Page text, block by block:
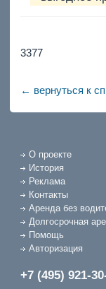
3377
← вернуться к
О проекте
История
Реклама
Контакты
Аренда без
Долгосрочная
Помощь
Авторизация
+7 (495) 921-